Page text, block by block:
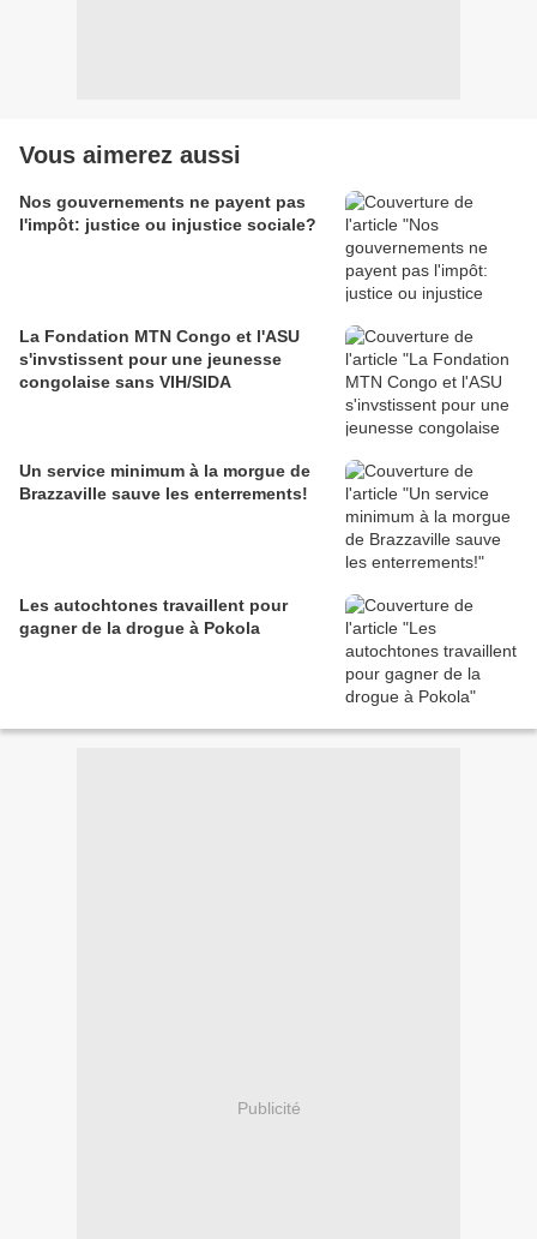
Vous aimerez aussi
Nos gouvernements ne payent pas
l'impôt: justice ou injustice sociale?
La Fondation MTN Congo et l'ASU
s'invstissent pour une jeunesse
congolaise sans VIH/SIDA
Un service minimum à la morgue de
Brazzaville sauve les enterrements!
Les autochtones travaillent pour
gagner de la drogue à Pokola
Publicité